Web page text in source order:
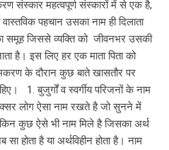
संस्कार महत्वपूर्ण संस्कारों में से एक है,
वास्तविक पहचान उसका नाम ही दिलाता
समूह जिससे व्यक्ति को जीवनभर उसकी
है। इस लिए हर एक माता पिता को
के दौरान कुछ बाते खासतौर पर
1. बुजुर्गों व स्वर्गीय परिजनों के नाम
लोग ऐसा नाम रखते है जो सुनने में
कुछ ऐसे भी नाम मिले है जिसका अर्थ
होता है या अर्थविहीन होता है। नाम